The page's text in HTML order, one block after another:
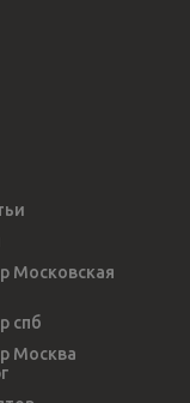
Московская
спб
Москва